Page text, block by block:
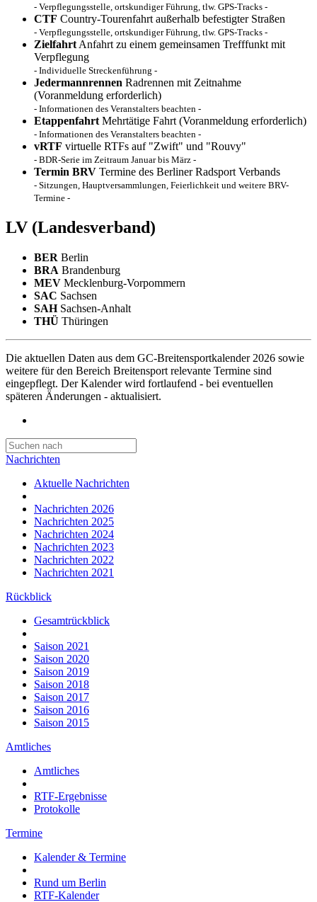
- Verpflegungsstelle, ortskundiger Führung, tlw. GPS-Tracks -
CTF Country-Tourenfahrt außerhalb befestigter Straßen
- Verpflegungsstelle, ortskundiger Führung, tlw. GPS-Tracks -
Zielfahrt Anfahrt zu einem gemeinsamen Trefffunkt mit
Verpflegung
- Individuelle Streckenführung -
Jedermannrennen Radrennen mit Zeitnahme
(Voranmeldung erforderlich)
- Informationen des Veranstalters beachten -
Etappenfahrt Mehrtätige Fahrt (Voranmeldung erforderlich)
- Informationen des Veranstalters beachten -
vRTF virtuelle RTFs auf "Zwift" und "Rouvy"
- BDR-Serie im Zeitraum Januar bis März -
Termin BRV Termine des Berliner Radsport Verbands
- Sitzungen, Hauptversammlungen, Feierlichkeit und weitere BRV-
Termine -
LV (Landesverband)
BER Berlin
BRA Brandenburg
MEV Mecklenburg-Vorpommern
SAC Sachsen
SAHSachsen-Anhalt
THÜ Thüringen
Die aktuellen Daten aus dem GC-Breitensportkalender 2026 sowie
weitere für den Bereich Breitensport relevante Termine sind
eingepflegt. Der Kalender wird fortlaufend - bei eventuellen
späteren Änderungen - aktualisiert.
Nachrichten
Aktuelle Nachrichten
Nachrichten 2026
Nachrichten 2025
Nachrichten 2024
Nachrichten 2023
Nachrichten 2022
Nachrichten 2021
Rückblick
Gesamtrückblick
Saison 2021
Saison 2020
Saison 2019
Saison 2018
Saison 2017
Saison 2016
Saison 2015
Amtliches
Amtliches
RTF-Ergebnisse
Protokolle
Termine
Kalender & Termine
Rund um Berlin
RTF-Kalender